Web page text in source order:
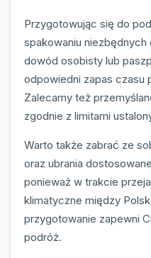
Przygotowując się do
spakowaniu
dowód osobisty lub
odpowiedni zapas czasu
Zalecamy też
zgodnie z limitami
Warto także zabrać ze
oraz ubrania
ponieważ w trakcie
klimatyczne między
przygotowanie zapewni
podróż.